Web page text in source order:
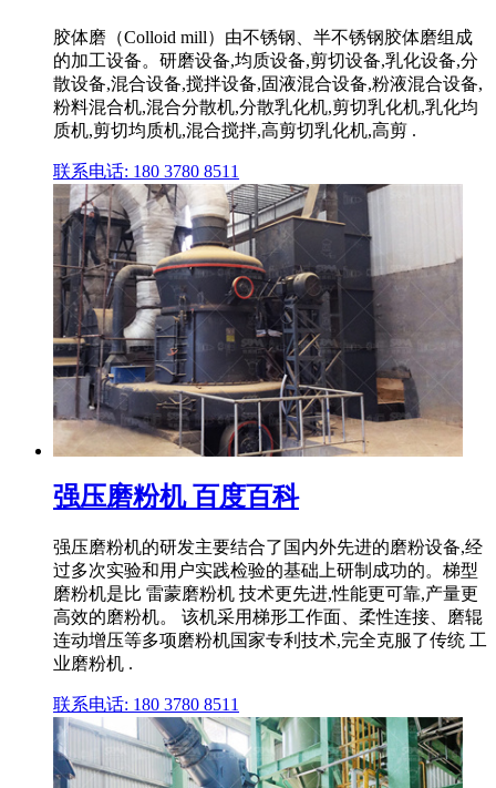
胶体磨（Colloid mill）由不锈钢、半不锈钢胶体磨组成
的加工设备。研磨设备,均质设备,剪切设备,乳化设备,分
散设备,混合设备,搅拌设备,固液混合设备,粉液混合设备,
粉料混合机,混合分散机,分散乳化机,剪切乳化机,乳化均
质机,剪切均质机,混合搅拌,高剪切乳化机,高剪 .
联系电话: 180 3780 8511
强压磨粉机 百度百科
强压磨粉机的研发主要结合了国内外先进的磨粉设备,经
过多次实验和用户实践检验的基础上研制成功的。梯型
磨粉机是比 雷蒙磨粉机 技术更先进,性能更可靠,产量更
高效的磨粉机。 该机采用梯形工作面、柔性连接、磨辊
连动增压等多项磨粉机国家专利技术,完全克服了传统 工
业磨粉机 .
联系电话: 180 3780 8511